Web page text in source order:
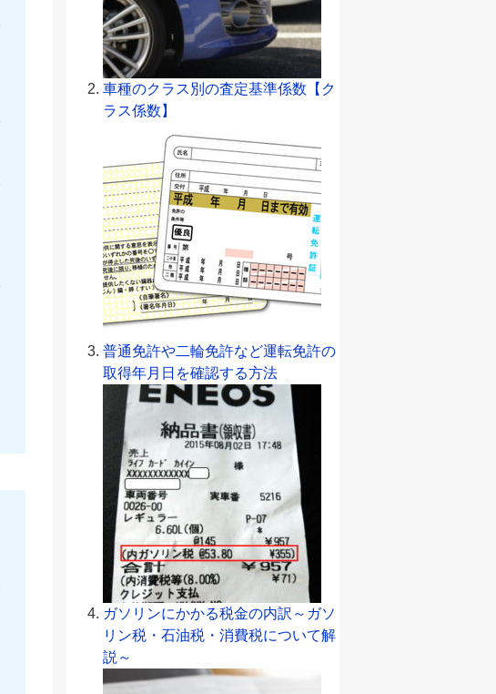
車種のクラス別の査定基準係数【ク
ラス係数】
普通免許や二輪免許など運転免許の
取得年月日を確認する方法
ガソリンにかかる税金の内訳～ガソ
リン税・石油税・消費税について解
説～